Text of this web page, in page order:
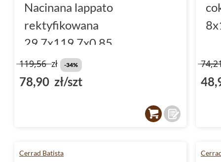
Nacinana lappato
rektyfikowana
29.7x119.7x0.85
119,56zł -34%
78,90 zł/szt
Cerrad Batista